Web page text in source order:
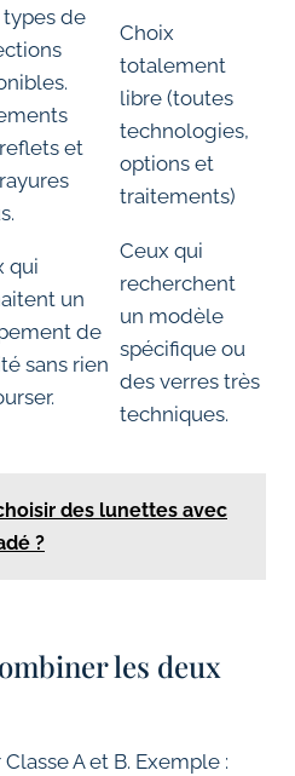
types de
et
Choix
totalement
libre (toutes
technologies,
options et
traitements)
qui
un
de
sans rien
Ceux qui
recherchent
un modèle
spécifique ou
des verres très
techniques.
des lunettes avec
?
les deux
A et B. Exemple :